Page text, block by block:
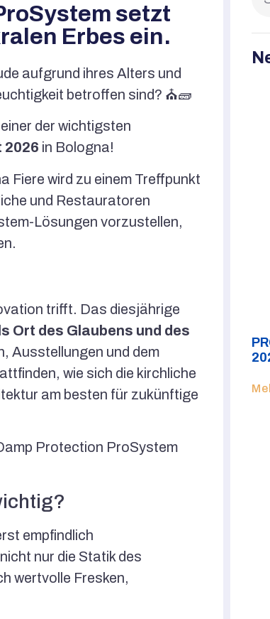
setzt
Erbes ein.
aufgrund ihres Alters und
betroffen sind? ⛪️🧱
der wichtigsten
2026 in Bologna!
Fiere wird zu einem Treffpunkt
und Restauratoren
Lösungen vorzustellen,
trifft. Das diesjährige
Ort des Glaubens und des
Ausstellungen und dem
wie sich die kirchliche
am besten für zukünftige
Protection ProSystem
empfindlich
nur die Statik des
wertvolle Fresken,